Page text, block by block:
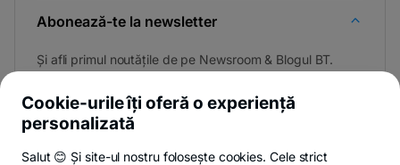
Abonează-te la newsletter
Și afli primul noutățile de pe Newsroom & Blogul BT.
Cookie-urile îți oferă o experiență
personalizată
Salut 😊 Și site-ul nostru folosește cookies. Cele strict